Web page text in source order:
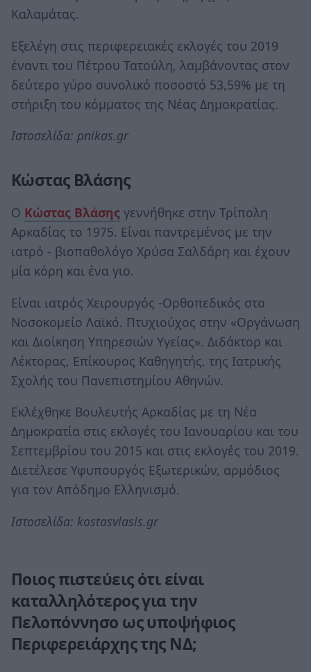
Καλαμάτας.
Εξελέγη στις περιφερειακές εκλογές του 2019
έναντι του Πέτρου Τατούλη, λαμβάνοντας στον
δεύτερο γύρο συνολικό ποσοστό 53,59% με τη
στήριξη του κόμματος της Νέας Δημοκρατίας.
Ιστοσελίδα: pnikas.gr
Κώστας Βλάσης
Ο Κώστας Βλάσης γεννήθηκε στην Τρίπολη
Αρκαδίας το 1975. Είναι παντρεμένος με την
ιατρό - βιοπαθολόγο Χρύσα Σαλδάρη και έχουν
μία κόρη και ένα γιο.
Είναι ιατρός Χειρουργός -Ορθοπεδικός στο
Νοσοκομείο Λαϊκό. Πτυχιούχος στην «Οργάνωση
και Διοίκηση Υπηρεσιών Υγείας». Διδάκτορ και
Λέκτορας, Επίκουρος Καθηγητής, της Ιατρικής
Σχολής του Πανεπιστημίου Αθηνών.
Εκλέχθηκε Βουλευτής Αρκαδίας με τη Νέα
Δημοκρατία στις εκλογές του Ιανουαρίου και του
Σεπτεμβρίου του 2015 και στις εκλογές του 2019.
Διετέλεσε Υφυπουργός Εξωτερικών, αρμόδιος
για τον Απόδημο Ελληνισμό.
Ιστοσελίδα: kostasvlasis.gr
Ποιος πιστεύεις ότι είναι
καταλληλότερος για την
Πελοπόννησο ως υποψήφιος
Περιφερειάρχης της ΝΔ;